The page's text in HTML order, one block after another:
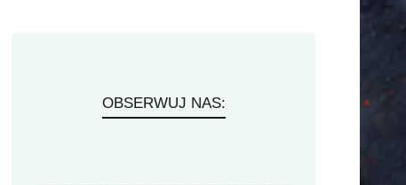
OBSERWUJ NAS: